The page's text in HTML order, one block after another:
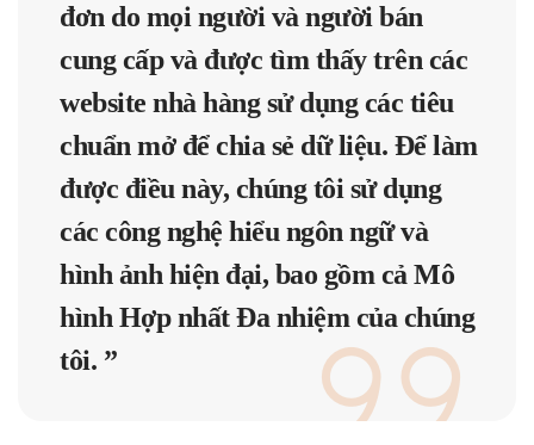
đơn do mọi người và người bán
cung cấp và được tìm thấy trên các
website nhà hàng sử dụng các tiêu
chuẩn mở để chia sẻ dữ liệu. Để làm
được điều này, chúng tôi sử dụng
các công nghệ hiểu ngôn ngữ và
hình ảnh hiện đại, bao gồm cảMô
hình Hợp nhất Đa nhiệmcủa chúng
tôi. ”